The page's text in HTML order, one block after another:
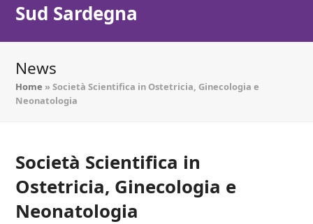
Sud Sardegna
News
Home »Società Scientifica in Ostetricia, Ginecologia e
Neonatologia
Società Scientifica in
Ostetricia, Ginecologia e
Neonatologia